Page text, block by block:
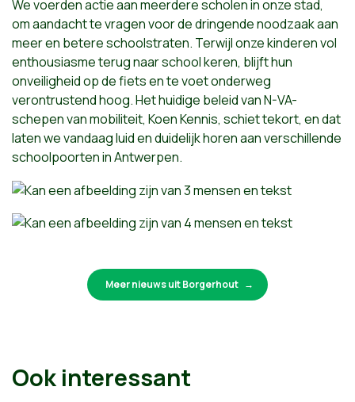
We voerden actie aan meerdere scholen in onze stad,
om aandacht te vragen voor de dringende noodzaak aan
meer en betere schoolstraten. Terwijl onze kinderen vol
enthousiasme terug naar school keren, blijft hun
onveiligheid op de fiets en te voet onderweg
verontrustend hoog. Het huidige beleid van N-VA-
schepen van mobiliteit, Koen Kennis, schiet tekort, en dat
laten we vandaag luid en duidelijk horen aan verschillende
schoolpoorten in Antwerpen.
Meer nieuws uit Borgerhout
Ook interessant